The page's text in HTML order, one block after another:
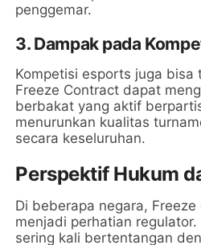
penggemar.
3. Dampak pada
Kompetisi esports juga bisa
Freeze Contract dapat
berbakat yang aktif
menurunkan kualitas
secara keseluruhan.
Perspektif Hukum
Di beberapa negara,
menjadi perhatian
sering kali bertentangan